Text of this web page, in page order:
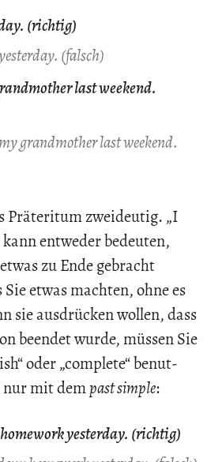
(richtig)
(falsch)
last weekend.
grandmother last weekend.
Prä­te­ri­tum zwei­deu­tig. „I
ent­we­der be­deu­ten,
zu Ende ge­bracht
etwas mach­ten, ohne es
sie aus­drü­cken wol­len, dass
be­en­det wurde, müs­sen Sie
oder „com­ple­te“ be­nut­
nur mit dempast simp­le:
yesterday. (richtig)